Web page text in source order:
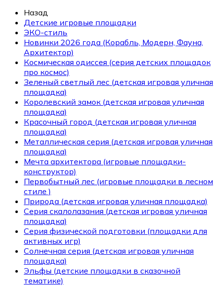
Назад
Детские игровые площадки
ЭКО-стиль
Новинки 2026 года (Корабль, Модерн, Фауна,
Архитектор)
Космическая одиссея (серия детских площадок
про космос)
Зеленый светлый лес (детская игровая уличная
площадка)
Королевский замок (детская игровая уличная
площадка)
Красочный город (детская игровая уличная
площадка)
Металлическая серия (детская игровая уличная
площадка)
Мечта архитектора (игровые площадки-
конструктор)
Первобытный лес (игровые площадки в лесном
стиле )
Природа (детская игровая уличная площадка)
Серия скалолазания (детская игровая уличная
площадка)
Серия физической подготовки (площадки для
активных игр)
Солнечная серия (детская игровая уличная
площадка)
Эльфы (детские площадки в сказочной
тематике)